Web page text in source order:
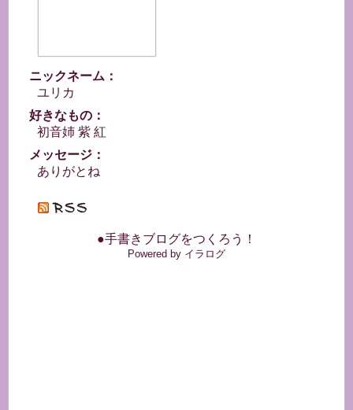
ニックネーム：
ユリカ
好きなもの：
初音姉 紫 紅
メッセージ：
ありがとね
●手書きブログをつくろう！
Powered by イラログ